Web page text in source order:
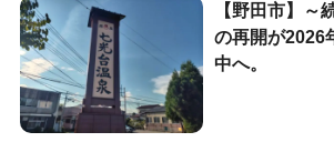
【野田市】～
の再開が2026
中へ。